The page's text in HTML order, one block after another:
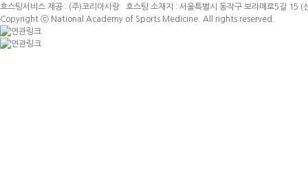
호스팅서비스 제공 : (주)코리아사랑 호스팅 소재지 : 서울특별시 동작구 보라매로5길 15 (
Copyright ⓒ National Academy of Sports Medicine. All rights reserved.